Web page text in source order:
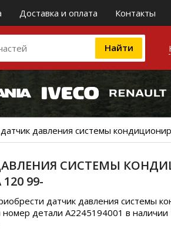
Доставка и оплата Контакты
датчик давления системы
СИСТЕМЫ
99-
датчик давления системы
детали A2245194001 в